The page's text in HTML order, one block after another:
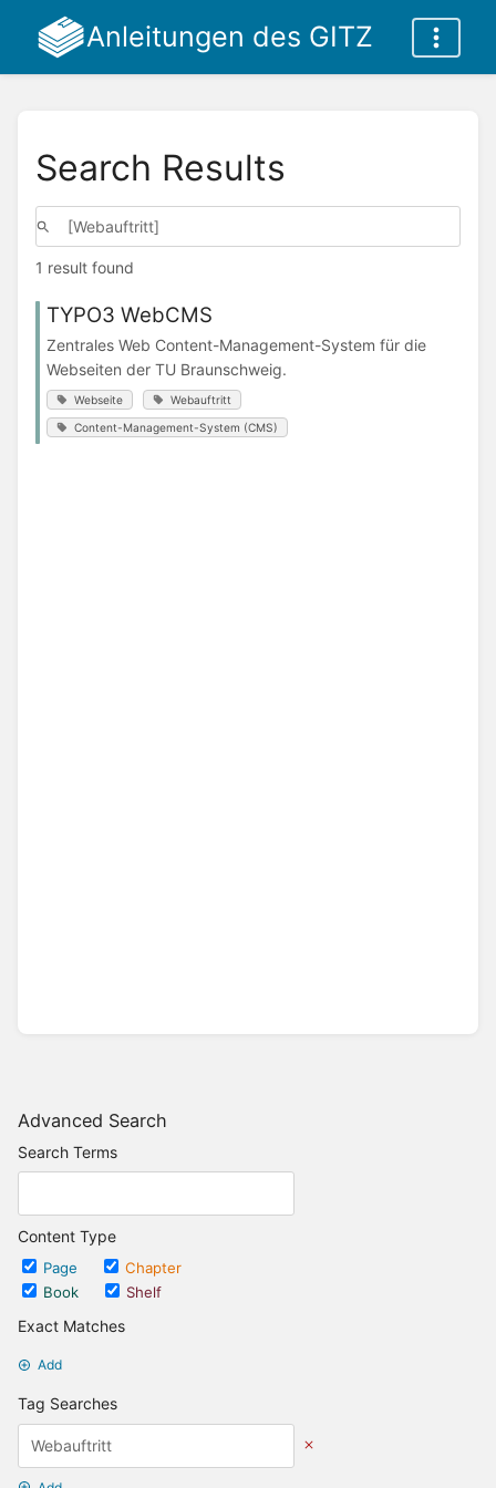
Anleitungen des GITZ
Advanced Search
Search Terms
Content Type
Page
Chapter
Book
Shelf
Exact Matches
Add
Tag Searches
Search Results
1 result found
TYPO3 WebCMS
Zentrales Web Content-Management-System für die
Webseiten der TU Braunschweig.
Webseite Webauftritt
Content-Management-System (CMS)